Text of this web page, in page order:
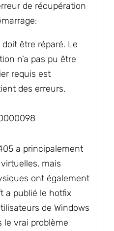
de récupération
être réparé. Le
n’a pas pu être
requis est
des erreurs.
a principalement
mais
ont également
a publié le hotfix
de Windows
le vrai problème